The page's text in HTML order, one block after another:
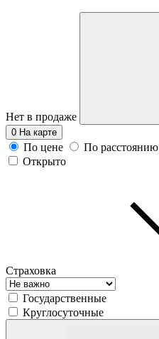
Нет в продаже
0 На карте
По цене
По расстоянию
Открыто
Страховка
Государственные
Круглосуточные